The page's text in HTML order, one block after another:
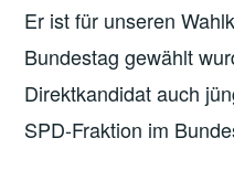
Er ist für unseren
Bundestag gewählt
Direktkandidat auch
SPD-Fraktion im